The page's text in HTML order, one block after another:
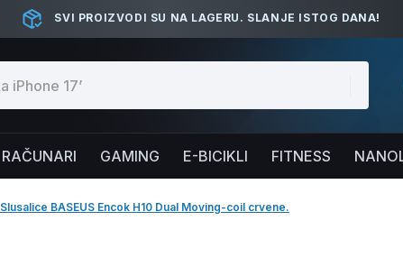
SVI PROIZVODI SU NA LAGERU. SLANJE ISTOG DANA!
RAČUNARI GAMING E-BICIKLI FITNESS
Slusalice BASEUS Encok H10 Dual Moving-coil crvene.